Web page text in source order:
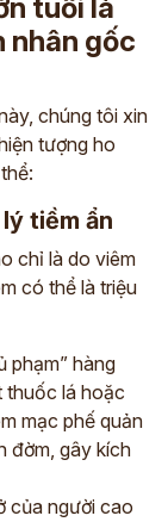
tuổi là
nhân gốc
chúng tôi xin
tượng ho
tiềm ẩn
chỉ là do viêm
có thể là triệu
phạm” hàng
thuốc lá hoặc
mạc phế quản
đờm, gây kích
của người cao